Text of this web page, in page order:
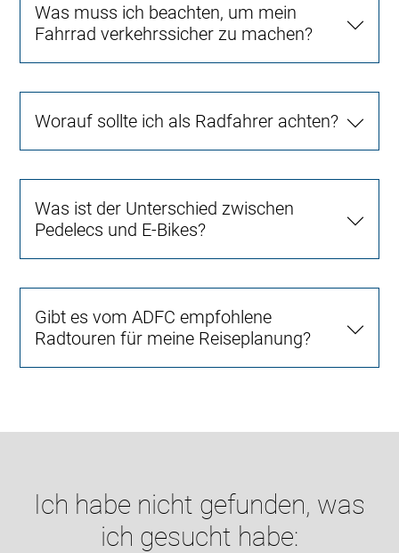
Was muss ich beachten, um mein
Fahrrad verkehrssicher zu machen?
Worauf sollte ich als Radfahrer achten?
Was ist der Unterschied zwischen
Pedelecs und E-Bikes?
Gibt es vom ADFC empfohlene
Radtouren für meine Reiseplanung?
Ich habe nicht gefunden, was
ich gesucht habe: